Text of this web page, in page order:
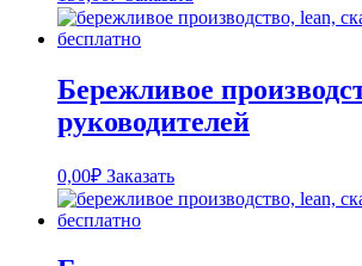
Бережливое
руководителей
0,00₽ Заказать